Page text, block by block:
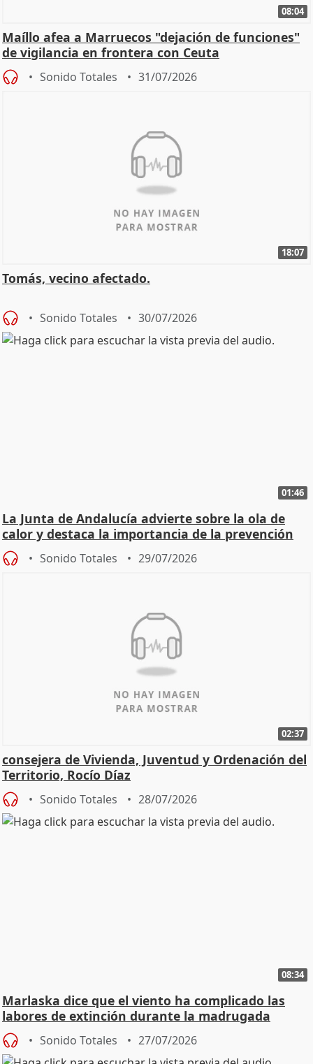
08:04
Maíllo afea a Marruecos "dejación de funciones"
de vigilancia en frontera con Ceuta
Sonido Totales 31/07/2026
18:07
Tomás, vecino afectado.
Sonido Totales 30/07/2026
01:46
La Junta de Andalucía advierte sobre la ola de
calor y destaca la importancia de la prevención
Sonido Totales 29/07/2026
02:37
consejera de Vivienda, Juventud y Ordenación del
Territorio, Rocío Díaz
Sonido Totales 28/07/2026
08:34
Marlaska dice que el viento ha complicado las
labores de extinción durante la madrugada
Sonido Totales 27/07/2026